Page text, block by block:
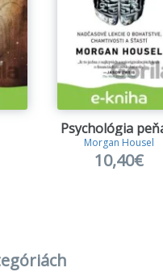
Psychológia
Morgan Housel
10,40€